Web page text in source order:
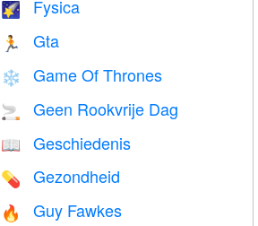
🌠 Fysica
🏃 Gta
❄️ Game Of Thrones
🚬 Geen Rookvrije Dag
📖 Geschiedenis
💊 Gezondheid
🔥 Guy Fawkes